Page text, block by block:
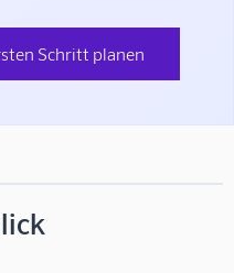
Schritt planen